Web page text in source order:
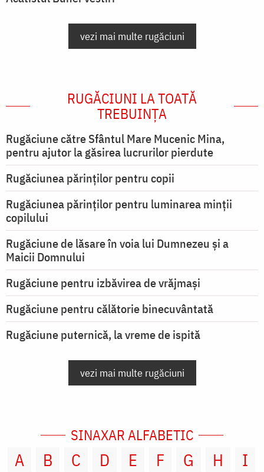
vezi mai multe rugăciuni
RUGĂCIUNI LA TOATĂ
TREBUINȚA
Rugăciune către Sfântul Mare Mucenic Mina,
pentru ajutor la găsirea lucrurilor pierdute
Rugăciunea părinților pentru copii
Rugăciunea părinților pentru luminarea minţii
copilului
Rugăciune de lăsare în voia lui Dumnezeu şi a
Maicii Domnului
Rugăciune pentru izbăvirea de vrăjmași
Rugăciune pentru călătorie binecuvântată
Rugăciune puternică, la vreme de ispită
vezi mai multe rugăciuni
SINAXAR ALFABETIC
A B C D E F G H
I